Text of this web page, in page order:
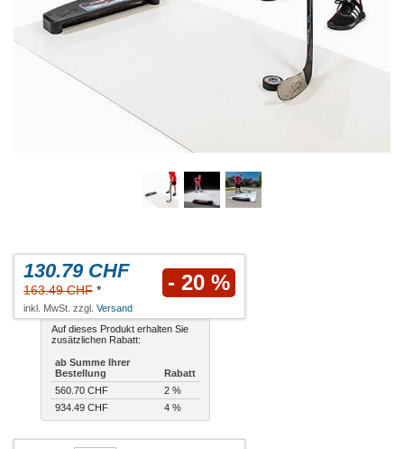
130.79 CHF
163.49 CHF * - 20 %
inkl. MwSt. zzgl. Versand
Auf dieses Produkt erhalten Sie
zusätzlichen Rabatt:
ab Summe Ihrer
Bestellung
Rabatt
560.70 CHF
2 %
934.49 CHF
4 %